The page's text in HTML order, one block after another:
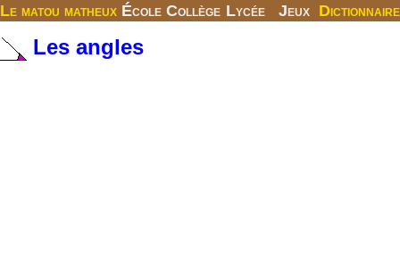
Le matou matheux École Collège Lycée Jeux Dictionnaire
Les angles